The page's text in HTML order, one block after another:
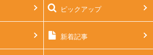
生後3ヶ月
生後5ヶ月
ピックアップ
新着記事